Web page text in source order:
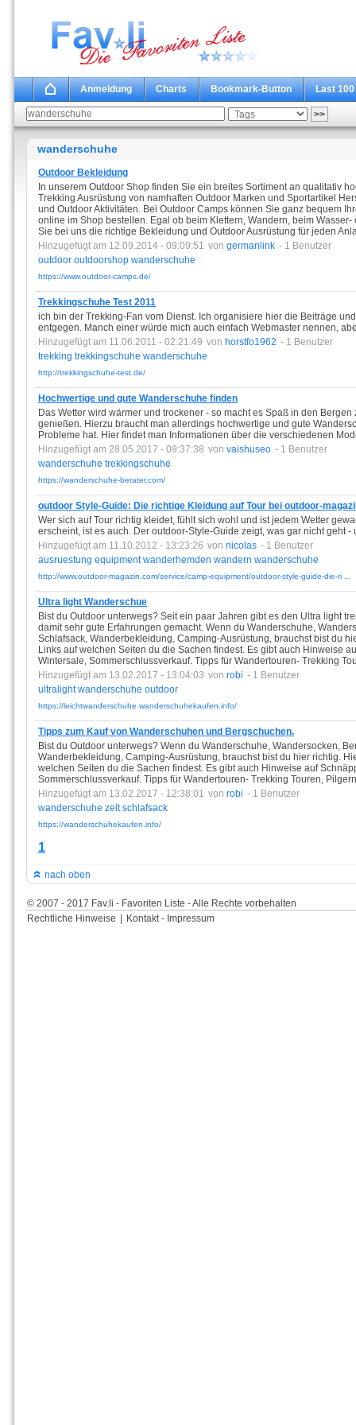
Anmeldung Charts Bookmark-Button Last 100
wanderschuhe
Outdoor Bekleidung
In unserem Outdoor Shop finden Sie ein breites Sortiment an qualitativ
Trekking Ausrüstung von namhaften Outdoor Marken und Sportartikel
und Outdoor Aktivitäten. Bei Outdoor Camps können Sie ganz bequem
online im Shop bestellen. Egal ob beim Klettern, Wandern, beim
Sie bei uns die richtige Bekleidung und Outdoor Ausrüstung für jeden
Hinzugefügt am 12.09.2014 - 09:09:51 von germanlink - 1 Benutzer
outdoor outdoorshop wanderschuhe
https://www.outdoor-camps.de/
Trekkingschuhe Test 2011
ich bin der Trekking-Fan vom Dienst. Ich organisiere hier die Beiträge
entgegen. Manch einer würde mich auch einfach Webmaster nennen,
Hinzugefügt am 11.06.2011 - 02:21:49 von horstfo1962 - 1 Benutzer
trekking trekkingschuhe wanderschuhe
http://trekkingschuhe-test.de/
Hochwertige und gute Wanderschuhe finden
Das Wetter wird wärmer und trockener - so macht es Spaß in den
genießen. Hierzu braucht man allerdings hochwertige und gute
Probleme hat. Hier findet man Informationen über die verschiedenen
Hinzugefügt am 28.05.2017 - 09:37:38 von vaishuseo - 1 Benutzer
wanderschuhe trekkingschuhe
https://wanderschuhe-berater.com/
outdoor Style-Guide: Die richtige Kleidung auf Tour bei outdoor-
Wer sich auf Tour richtig kleidet, fühlt sich wohl und ist jedem Wetter
erscheint, ist es auch. Der outdoor-Style-Guide zeigt, was gar nicht geht -
Hinzugefügt am 11.10.2012 - 13:23:26 von nicolas - 1 Benutzer
ausruestung equipment wanderhemden wandern wanderschuhe
http://www.outdoor-magazin.com/service/camp-equipment/outdoor-style-guide-die-ri ...
Ultra light Wanderschue
Bist du Outdoor unterwegs? Seit ein paar Jahren gibt es den Ultra light
damit sehr gute Erfahrungen gemacht. Wenn du Wanderschuhe,
Schlafsack, Wanderbekleidung, Camping-Ausrüstung, brauchst bist du
Links auf welchen Seiten du die Sachen findest. Es gibt auch Hinweise
Wintersale, Sommerschlussverkauf. Tipps für Wandertouren- Trekking
Hinzugefügt am 13.02.2017 - 13:04:03 von robi - 1 Benutzer
ultralight wanderschuhe outdoor
https://leichtwanderschuhe.wanderschuhekaufen.info/
Tipps zum Kauf von Wanderschuhen und Bergschuchen.
Bist du Outdoor unterwegs? Wenn du Wanderschuhe, Wandersocken,
Wanderbekleidung, Camping-Ausrüstung, brauchst bist du hier richtig.
welchen Seiten du die Sachen findest. Es gibt auch Hinweise auf
Sommerschlussverkauf. Tipps für Wandertouren- Trekking Touren,
Hinzugefügt am 13.02.2017 - 12:38:01 von robi - 1 Benutzer
wanderschuhe zelt schlafsack
https://wanderschuhekaufen.info/
1
nach oben
© 2007 - 2017 Fav.li - Favoriten Liste - Alle Rechte vorbehalten
Rechtliche Hinweise
Kontakt - Impressum